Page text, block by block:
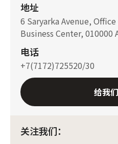
地址
6 Saryarka Avenue,
Business Center, 010000
电话
+7(7172)725520/30
给我
关注我们：